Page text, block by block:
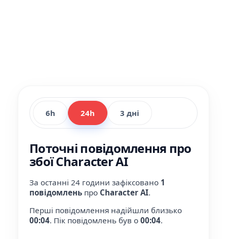
6h 24h 3 дні
Поточні повідомлення про
збої Character AI
За останні 24 години зафіксовано 1
повідомлень про Character AI.
Перші повідомлення надійшли близько
00:04. Пік повідомлень був о 00:04.